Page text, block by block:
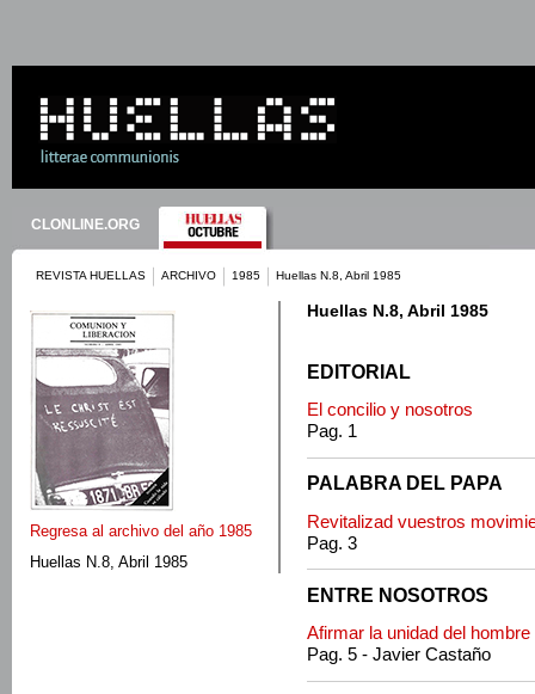
CLONLINE.ORG
REVISTA HUELLAS ARCHIVO 1985 Huellas N.8, Abril 1985
Regresa al archivo del año 1985
Huellas N.8, Abril 1985
Huellas N.8, Abril 1985
EDITORIAL
El concilio y nosotros
Pag. 1
PALABRA DEL PAPA
Revitalizad vuestros
Pag. 3
ENTRE NOSOTROS
Afirmar la unidad del hombre
Pag. 5 - Javier Castaño